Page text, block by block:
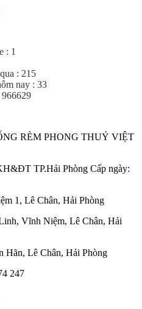
: 1
: 215
nay : 33
RÈM PHONG THUỶ VIỆT
TP.Hải Phòng Cấp ngày:
1, Lê Chân, Hải Phòng
Vĩnh Niệm, Lê Chân, Hải
Hãn, Lê Chân, Hải Phòng
247